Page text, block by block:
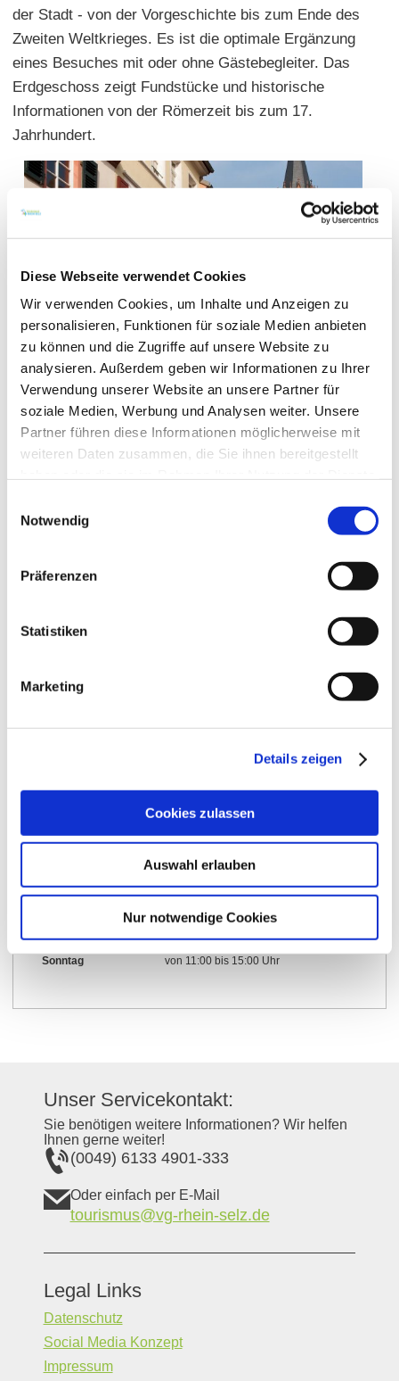
Diese Webseite verwendet Cookies
Wir verwenden Cookies, um Inhalte und Anzeigen zu
personalisieren, Funktionen für soziale Medien anbieten
zu können und die Zugriffe auf unsere Website zu
analysieren. Außerdem geben wir Informationen zu Ihrer
Verwendung unserer Website an unsere Partner für
soziale Medien, Werbung und Analysen weiter. Unsere
Partner führen diese Informationen möglicherweise mit
weiteren Daten zusammen, die Sie ihnen bereitgestellt
Notwendig
Präferenzen
Statistiken
Marketing
Details zeigen
Cookies zulassen
Auswahl erlauben
Nur notwendige Cookies
der Stadt - von der Vorgeschichte bis zum Ende des
Zweiten Weltkrieges. Es ist die optimale Ergänzung
eines Besuches mit oder ohne Gästebegleiter. Das
Erdgeschoss zeigt Fundstücke und historische
Informationen von der Römerzeit bis zum 17.
Jahrhundert.
Öffnungszeiten
Weitere Infos & Downloads
21.01.2025 bis 31.12.2050
von 10:00 bis 15:00 Uhr
Freitag von 10:00 bis 15:00 Uhr
von 10:00 bis 15:00 Uhr
Sonntag von 11:00 bis 15:00 Uhr
Unser Servicekontakt:
Sie benötigen weitere Informationen? Wir helfen
Ihnen gerne weiter!
(0049) 6133 4901-333
Oder einfach per E-Mail
tourismus@vg-rhein-selz.de
Legal Links
Datenschutz
Social Media Konzept
Impressum